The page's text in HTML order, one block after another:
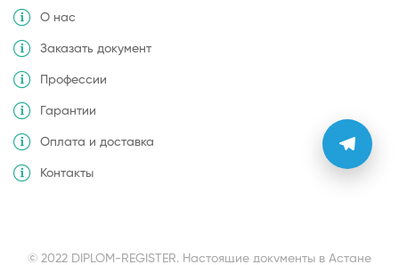
О нас
Заказать документ
Профессии
Гарантии
Оплата и доставка
Контакты
© 2022 DIPLOM-REGISTER. Настоящие документы в Астане